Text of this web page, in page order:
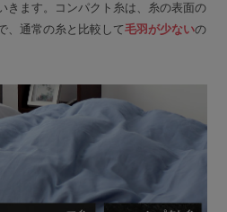
きます。コンパクト糸は、糸の表面の
、通常の糸と比較して毛羽が少ないの